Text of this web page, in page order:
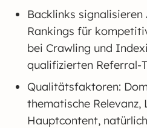
Backlinks
Rankings für
bei Crawling und
qualifizierten Referral-
Qualitätsfaktoren:
thematische
Hauptcontent,